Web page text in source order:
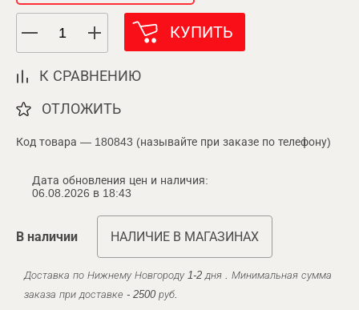
КУПИТЬ
К СРАВНЕНИЮ
ОТЛОЖИТЬ
Код товара — 180843 (называйте при заказе по телефону)
Дата обновления цен и наличия:
06.08.2026 в 18:43
В наличии НАЛИЧИЕ В МАГАЗИНАХ
Доставка по Нижнему Новгороду 1-2 дня . Минимальная сумма
заказа при доставке - 2500 руб.